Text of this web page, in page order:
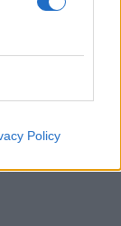
Policy